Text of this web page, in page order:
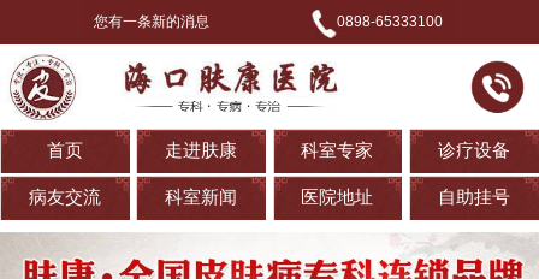
您有一条新的消息 0898-65333100
首页 走进肤康 科室专家 诊疗设备
病友交流 科室新闻 医院地址 自助挂号